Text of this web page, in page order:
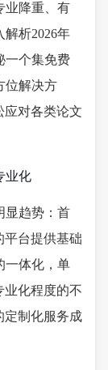
业降重、有
析2026年
一个集免费
位解决方
应对各类论文
业化
显趋势：首
平台提供基础
一体化，单
业化程度的不
定制化服务成